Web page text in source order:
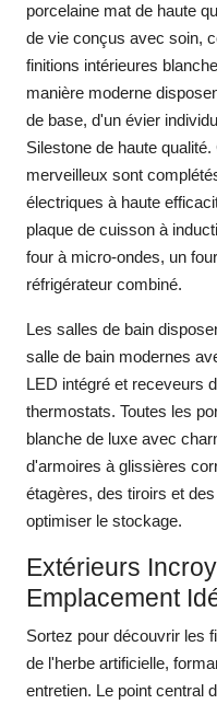
porcelaine mat de haute
de vie conçus avec soin,
finitions intérieures
manière moderne
de base, d'un évier
Silestone de haute
merveilleux sont
électriques à haute
plaque de cuisson à
four à micro-ondes, un
réfrigérateur combiné.
Les salles de bain
salle de bain modernes
LED intégré et receveurs
thermostats. Toutes les
blanche de luxe avec
d'armoires à glissières
étagères, des tiroirs et
optimiser le stockage.
Extérieurs
Emplacement
Sortez pour découvrir les
de l'herbe artificielle,
entretien. Le point central